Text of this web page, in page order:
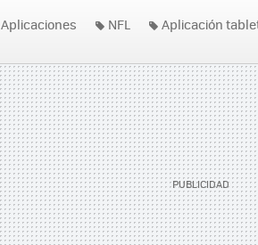
Aplicaciones NFL Aplicación